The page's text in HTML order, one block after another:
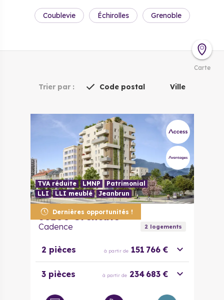
Coublevie Échirolles Grenoble
Carte
Trier par : Code postal Ville
Dernières opportunités !
TVA réduite LMNP
Patrimonial
LLI
LLI meublé Jeanbrun
38100 Grenoble
Cadence 2logements
2 pièces à partir de 151 766 €
3 pièces à partir de 234 683 €